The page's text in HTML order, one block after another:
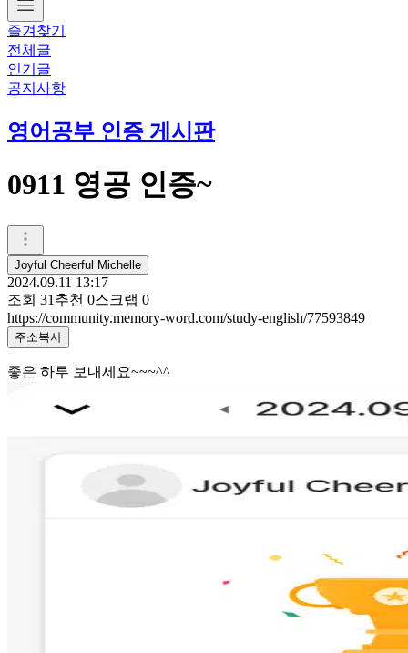
즐겨찾기
전체글
인기글
공지사항
영어공부 인증 게시판
0911 영공 인증~
Joyful Cheerful Michelle
2024.09.11 13:17
조회 31 추천 0스크랩 0
https://community.memory-word.com/study-english/77593849
주소복사
좋은 하루 보내세요~~~^^